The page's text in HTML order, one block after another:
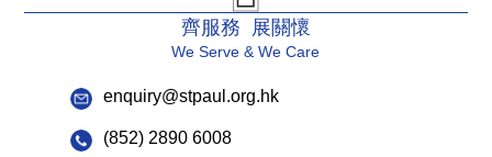
齊服務 展關懷
We Serve & We Care
enquiry@stpaul.org.hk
(852) 2890 6008